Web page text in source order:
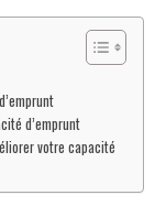
d’emprunt
votre capacité